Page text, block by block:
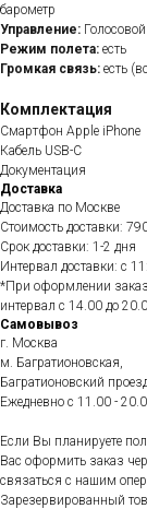
барометр
Управление:
Режим полета: есть
Громкая связь: есть
Комплектация
Смартфон Apple iPhone
Кабель USB-C
Документация
Доставка
Доставка по Москве
Стоимость доставки:
Срок доставки: 1-2 дня
Интервал доставки: с
*При оформлении
интервал с 14.00 до
Самовывоз
г. Москва
м. Багратионовская,
Багратионовский
Ежедневно c 11.00 -
Если Вы планируете
Вас оформить заказ
связаться с нашим
Зарезервированный